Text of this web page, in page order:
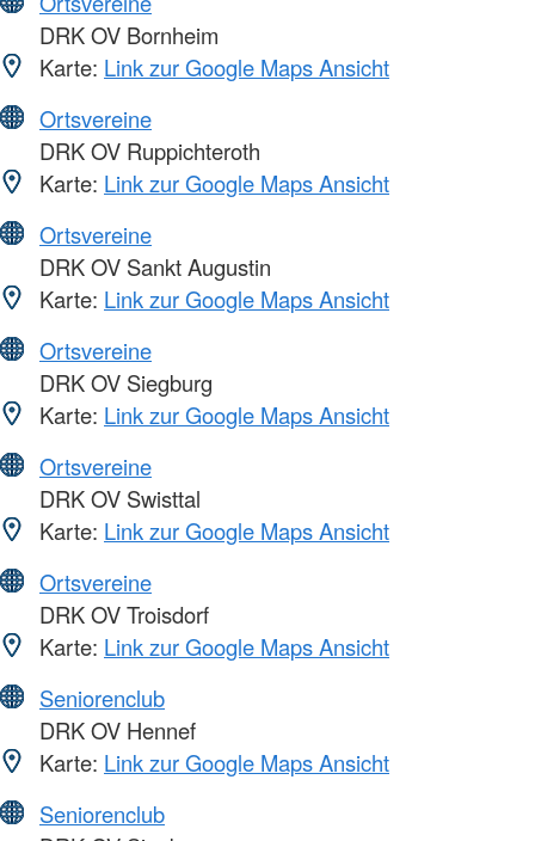
DRK OV Bornheim
Karte: Link zur Google Maps Ansicht
Ortsvereine
DRK OV Ruppichteroth
Karte: Link zur Google Maps Ansicht
Ortsvereine
DRK OV Sankt Augustin
Karte: Link zur Google Maps Ansicht
Ortsvereine
DRK OV Siegburg
Karte: Link zur Google Maps Ansicht
Ortsvereine
DRK OV Swisttal
Karte: Link zur Google Maps Ansicht
Ortsvereine
DRK OV Troisdorf
Karte: Link zur Google Maps Ansicht
Seniorenclub
DRK OV Hennef
Karte: Link zur Google Maps Ansicht
Seniorenclub